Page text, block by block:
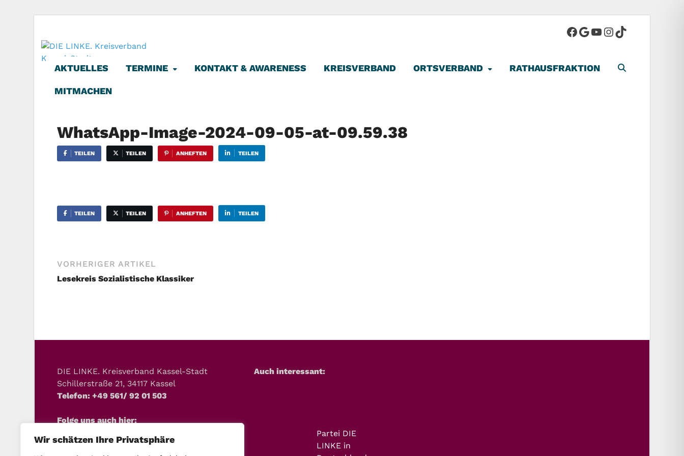
Wir schätzen Ihre Privatsphäre
DIE LINKE. Kreisverband Kassel-Stadt
Die Linke in Stadt-Kassel
AKTUELLES TERMINE KONTAKT & AWARENESS KREISVERBAND ORTSVERBAND RATHAUSFRAKTION
MITMACHEN
WhatsApp-Image-2024-09-05-at-09.59.38
TEILEN TEILEN ANHEFTEN TEILEN
TEILEN TEILEN ANHEFTEN TEILEN
VORHERIGER ARTIKEL
Lesekreis Sozialistische Klassiker
DIE LINKE. Kreisverband Kassel-Stadt
Schillerstraße 21, 34117 Kassel
Telefon: +49 561/ 92 01 503
Folge uns auch hier:
Auch interessant:
Partei DIE
LINKE in